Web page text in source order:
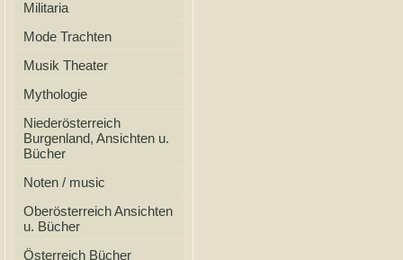
Militaria
Mode Trachten
Musik Theater
Mythologie
Niederösterreich
Burgenland, Ansichten u.
Bücher
Noten / music
Oberösterreich Ansichten
u. Bücher
Österreich Bücher